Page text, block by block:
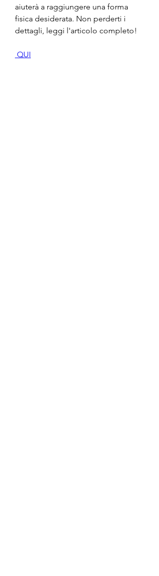
aiuterà a raggiungere una forma
fisica desiderata. Non perderti i
dettagli, leggi l'articolo completo!
QUI